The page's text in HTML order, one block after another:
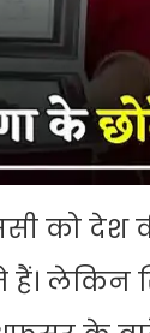
को देश
हैं।